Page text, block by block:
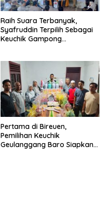
Raih Suara Terbanyak,
Syafruddin Terpilih Sebagai
Keuchik Gampong
Pertama di Bireuen,
Pemilihan Keuchik
Geulanggang Baro Siapkan